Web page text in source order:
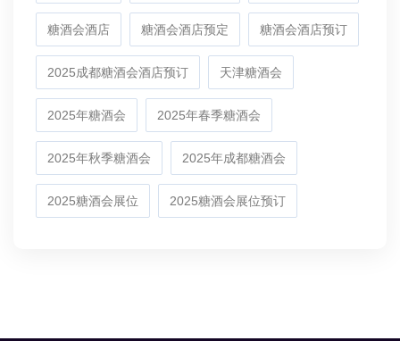
糖酒会酒店 糖酒会酒店预定 糖酒会酒店预订
2025成都糖酒会酒店预订 天津糖酒会
2025年糖酒会 2025年春季糖酒会
2025年秋季糖酒会 2025年成都糖酒会
2025糖酒会展位 2025糖酒会展位预订